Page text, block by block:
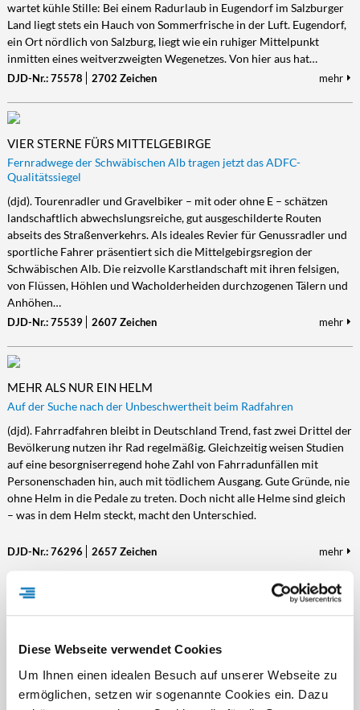
Diese Webseite verwendet Cookies
Um Ihnen einen idealen Besuch auf unserer Webseite zu
ermöglichen, setzen wir sogenannte Cookies ein. Dazu
wartet kühle Stille: Bei einem Radurlaub in Eugendorf im Salzburger
Land liegt stets ein Hauch von Sommerfrische in der Luft. Eugendorf,
ein Ort nördlich von Salzburg, liegt wie ein ruhiger Mittelpunkt
inmitten eines weitverzweigten Wegenetzes. Von hier aus hat…
DJD-Nr.: 75578 2702 Zeichen mehr
VIER STERNE FÜRS MITTELGEBIRGE
Fernradwege der Schwäbischen Alb tragen jetzt das ADFC-
Qualitätssiegel
(djd). Tourenradler und Gravelbiker – mit oder ohne E – schätzen
landschaftlich abwechslungsreiche, gut ausgeschilderte Routen
abseits des Straßenverkehrs. Als ideales Revier für Genussradler und
sportliche Fahrer präsentiert sich die Mittelgebirgsregion der
Schwäbischen Alb. Die reizvolle Karstlandschaft mit ihren felsigen,
von Flüssen, Höhlen und Wacholderheiden durchzogenen Tälern und
Anhöhen…
DJD-Nr.: 75539 2607 Zeichen mehr
MEHR ALS NUR EIN HELM
Auf der Suche nach der Unbeschwertheit beim Radfahren
(djd). Fahrradfahren bleibt in Deutschland Trend, fast zwei Drittel der
Bevölkerung nutzen ihr Rad regelmäßig. Gleichzeitig weisen Studien
auf eine besorgniserregend hohe Zahl von Fahrradunfällen mit
Personenschaden hin, auch mit tödlichem Ausgang. Gute Gründe, nie
ohne Helm in die Pedale zu treten. Doch nicht alle Helme sind gleich
– was in dem Helm steckt, macht den Unterschied.
DJD-Nr.: 76296 2657 Zeichen mehr
WO DIE JAGST DAS TEMPO VORGIBT
Radfahrer nicht bei einem Besuch belassen. Die Region rund um
Ellwangen verbindet Natur mit Kultur – auf eine entspannte,